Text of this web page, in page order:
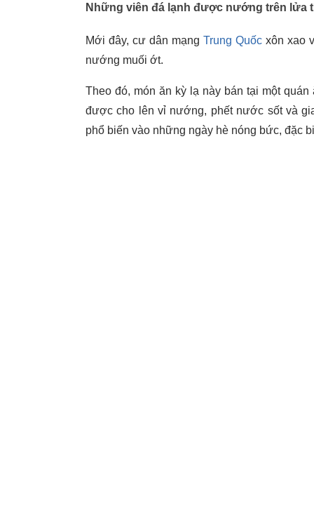
Những viên đá lạnh được nướng trên lửa
Mới đây, cư dân mạng Trung Quốcxôn xao
nướng muối ớt.
Theo đó, món ăn kỳ lạ này bán tại một
được cho lên vỉ nướng, phết nước sốt và
phổ biến vào những ngày hè nóng bức, đặc